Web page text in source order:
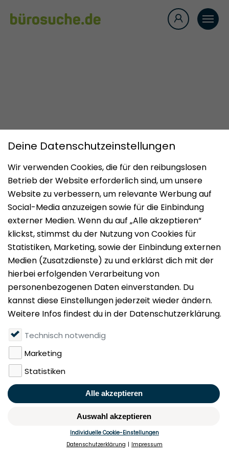
Impressum
Datenschutz
Nutzungsbedingungen
Mieten
Vermieten
Über uns
Presse
Geldwäschegesetz
Rufen Sie uns gerne an:
+49 (0)40 349 14 194